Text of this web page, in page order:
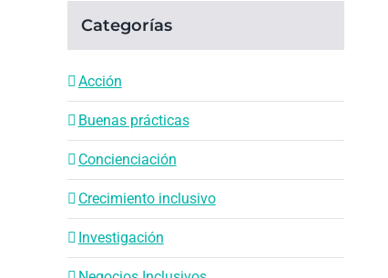
Categorías
Acción
Buenas prácticas
Concienciación
Crecimiento inclusivo
Investigación